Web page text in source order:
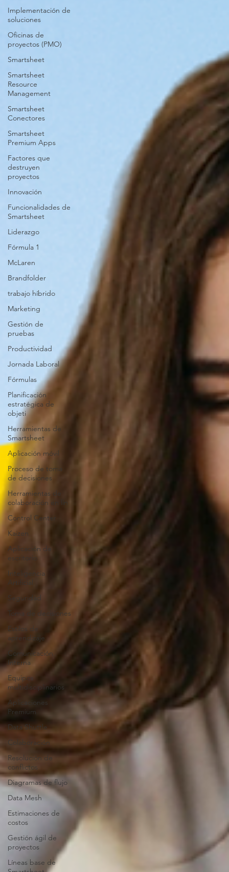
Implementación de
soluciones
Oficinas de
proyectos (PMO)
Smartsheet
Smartsheet
Resource
Management
Smartsheet
Conectores
Smartsheet
Premium Apps
Factores que
destruyen
proyectos
Innovación
Funcionalidades de
Smartsheet
Liderazgo
Fórmula 1
McLaren
Brandfolder
trabajo híbrido
Marketing
Gestión de
pruebas
Productividad
Jornada Laboral
Fórmulas
Planificación
estratégica de
objeti
Herramientas de
Smartsheet
Aplicación móvil
Proceso de toma
de decisiones
Herramientas de
colaboración en lín
Control Center
Kaizen
Aplicación de
escritorio
Inteligencia
Artificial
Seguridad
Toma de decisiones
Estilos de
aprendizaje
Comunicación
Interna
Equipos
multidisciplinarios
Aplicaciones
Premium
Data Shuttle
Colaboración
Resolución de
conflictos
Diagramas de flujo
Data Mesh
Estimaciones de
costos
Gestión ágil de
proyectos
Líneas base de